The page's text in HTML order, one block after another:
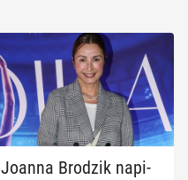
Joanna Brodzik na­pi­